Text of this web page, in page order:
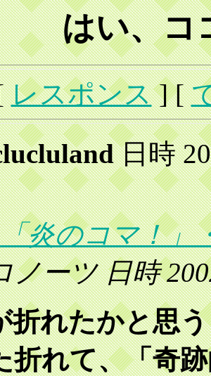
はい、コ
レスポンス] [
日時
「炎のコマ！」
ノーツ 日時
折れたかと思
折れて、「奇